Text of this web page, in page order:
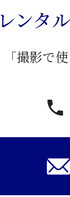
レンタ
「撮影で